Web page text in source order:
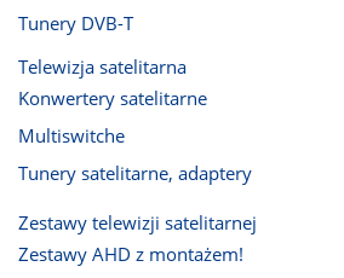
Tunery DVB-T
Telewizja satelitarna
Konwertery satelitarne
Multiswitche
Tunery satelitarne, adaptery
Zestawy telewizji satelitarnej
Zestawy AHD z montażem!